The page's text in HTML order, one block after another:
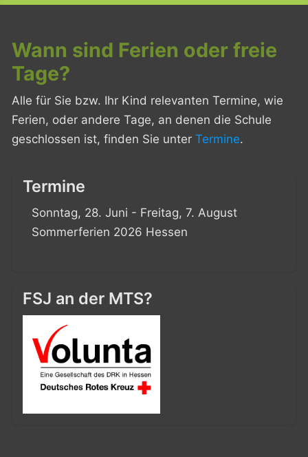
Wann sind Ferien oder freie
Tage?
Alle für Sie bzw. Ihr Kind relevanten Termine, wie
Ferien, oder andere Tage, an denen die Schule
geschlossen ist, finden Sie unter Termine.
Termine
Sonntag, 28. Juni - Freitag, 7. August
Sommerferien 2026 Hessen
FSJ an der MTS?